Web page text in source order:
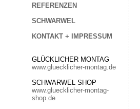
REFERENZEN
SCHWARWEL
KONTAKT + IMPRESSUM
GLÜCKLICHER MONTAG
www.gluecklicher-montag.de
SCHWARWEL SHOP
www.gluecklicher-montag-
shop.de